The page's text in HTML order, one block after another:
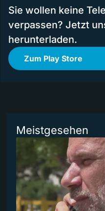
Sie wollen keine
verpassen? Jetzt
herunterladen.
Zum Play Store
Meistgesehen